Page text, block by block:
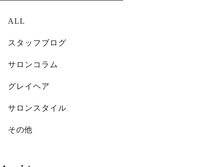
ALL
スタッフブログ
サロンコラム
グレイヘア
サロンスタイル
その他